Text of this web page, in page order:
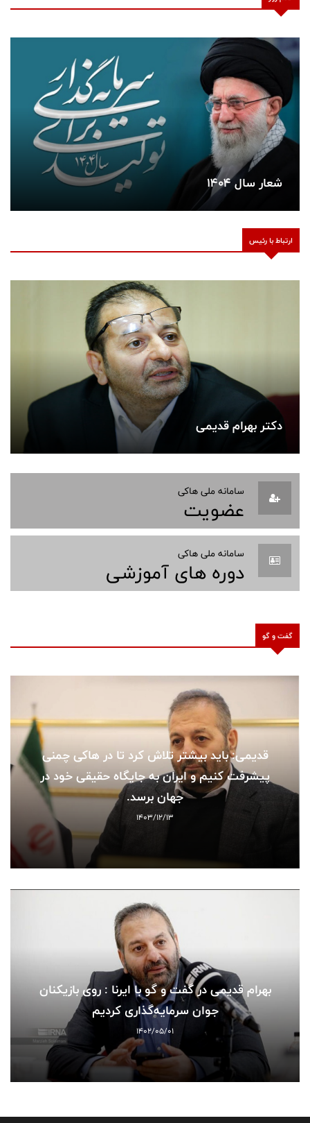
شعار سال 140۴
ارتباط با رئیس
دکتر بهرام قدیمی
سامانه ملی هاکی
عضویت
سامانه ملی هاکی
دوره های آموزشی
گفت و گو
قدیمی: باید بیشتر تلاش کرد تا در هاکی چمنی
پیشرفت کنیم و ایران به جایگاه حقیقی خود در
جهان برسد.
1403/12/13
بهرام قدیمی در گفت و گو با ایرنا : روی بازیکنان
جوان سرمایه‌گذاری کردیم
1402/05/01